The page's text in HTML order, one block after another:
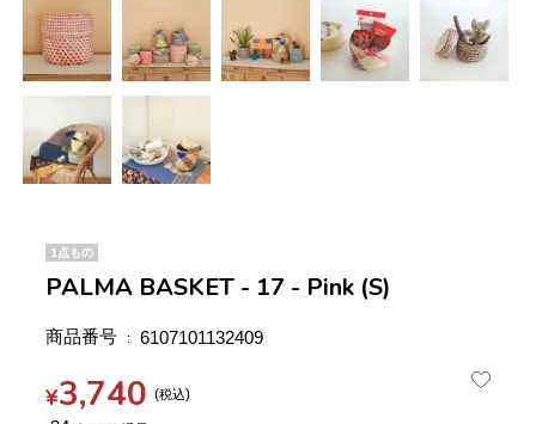
1点もの
PALMA BASKET - 17 - Pink (S)
商品番号 6107101132409
¥3,740 税込